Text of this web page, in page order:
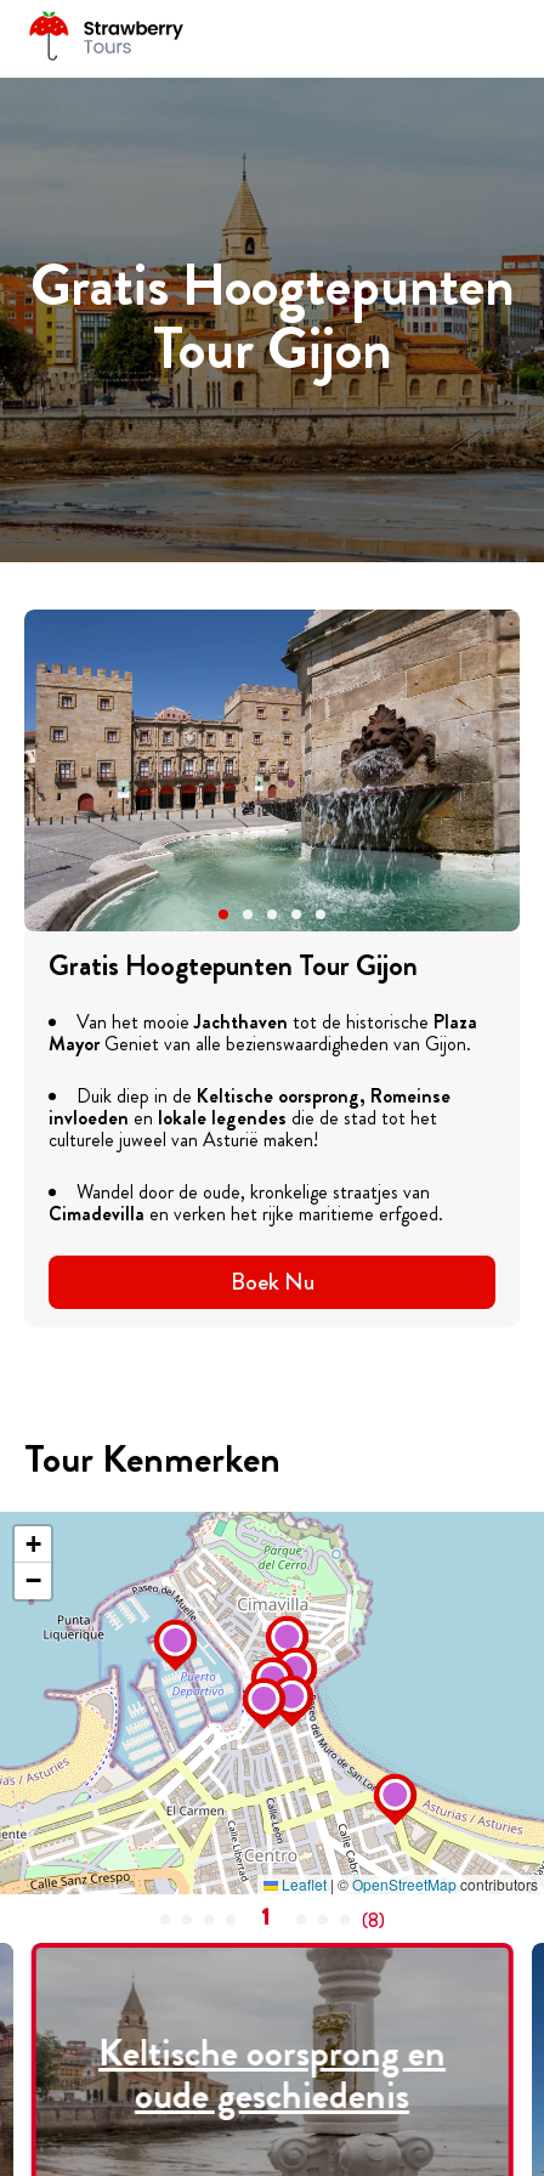
Gratis Hoogtepunten
Tour Gijon
Gratis Hoogtepunten Tour Gijon
Van het mooieJachthaven tot de historische Plaza
MayorGeniet van alle bezienswaardigheden van Gijon.
Duik diep in de Keltische oorsprong, Romeinse
invloeden en lokale legendes die de stad tot het
culturele juweel van Asturië maken!
Wandel door de oude, kronkelige straatjes van
Cimadevilla en verken het rijke maritieme erfgoed.
Boek Nu
Tour Kenmerken
+
−
Leaflet | ©OpenStreetMapcontributors
1 (8)
Keltische oorsprong en
oude geschiedenis